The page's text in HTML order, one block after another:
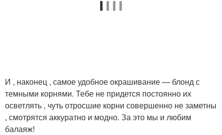
И , наконец , самое удобное окрашивание — блонд с
темными корнями. Тебе не придется постоянно их
осветлять , чуть отросшие корни совершенно не заметны
, смотрятся аккуратно и модно. За это мы и любим
балаяж!